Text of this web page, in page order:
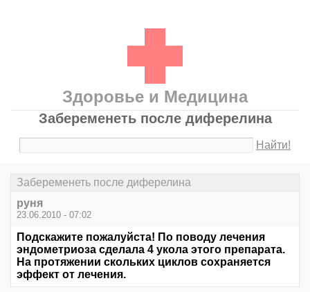
Здоровье и Медицина
Забеременеть после диферелина
Найти!
Забеременеть после диферелина
руня
23.06.2010 - 07:02
Подскажите пожалуйста! По поводу лечения
эндометриоза сделала 4 укола этого препарата.
На протяжении скольких циклов сохраняется
эффект от лечения.